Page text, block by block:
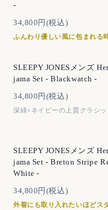
-
34,800円(税込)
ふんわり優しい風に包まれる
SLEEPY JONESメンズ
jama Set - Blackwatch -
34,800円(税込)
深緑×ネイビーの上質クラシッ
SLEEPY JONESメンズ
jama Set - Breton Stripe
White -
34,800円(税込)
外着にも取り入れたいほどス